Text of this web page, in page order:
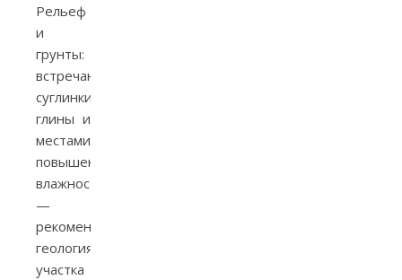
Рельеф
и
грунты:
встречаются
суглинки,
глины и
местами
повышенная
влажность
—
рекомендуется
геология
участка